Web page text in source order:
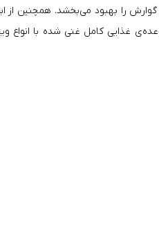
را بهبود می‌بخشد. همچنین از
غذایی کامل غنی شده با انواع